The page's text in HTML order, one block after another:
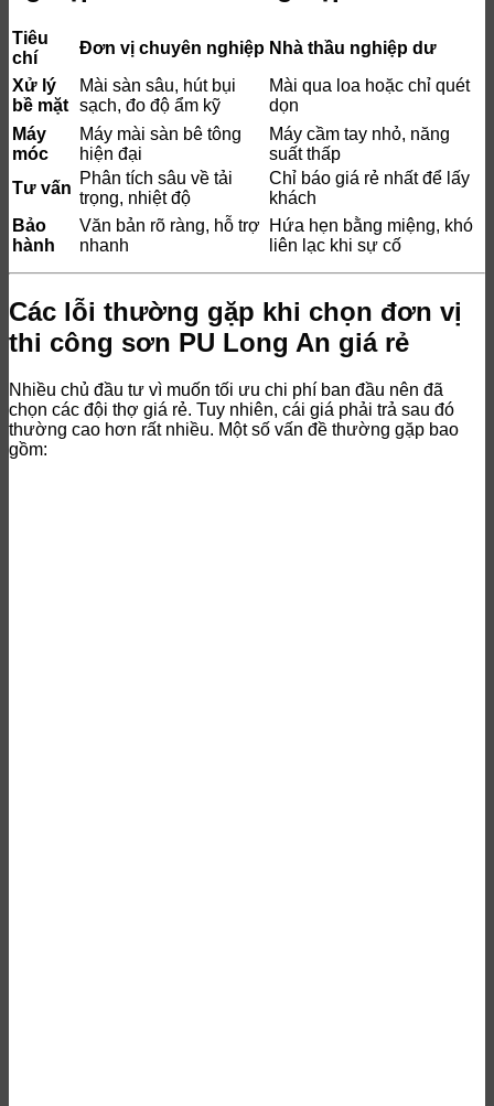
Tiêu
chí
Đơn vị chuyên nghiệp Nhà thầu nghiệp dư
Xử lý
bề mặt
Mài sàn sâu, hút bụi
sạch, đo độ ẩm kỹ
Mài qua loa hoặc chỉ quét
dọn
Máy
móc
Máy mài sàn bê tông
hiện đại
Máy cầm tay nhỏ, năng
suất thấp
Tư vấn
Phân tích sâu về tải
trọng, nhiệt độ
Chỉ báo giá rẻ nhất để lấy
khách
Bảo
hành
Văn bản rõ ràng, hỗ trợ
nhanh
Hứa hẹn bằng miệng, khó
liên lạc khi sự cố
Các lỗi thường gặp khi chọn đơn vị
thi công sơn PU Long An giá rẻ
Nhiều chủ đầu tư vì muốn tối ưu chi phí ban đầu nên đã
chọn các đội thợ giá rẻ. Tuy nhiên, cái giá phải trả sau đó
thường cao hơn rất nhiều. Một số vấn đề thường gặp bao
gồm: